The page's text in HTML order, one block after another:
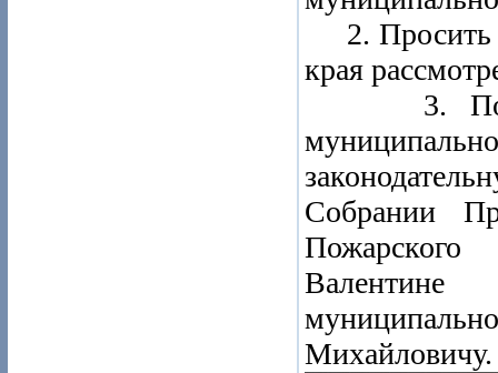
2. Просить
края
3.
Собрании
Пожарского
Михайловичу.